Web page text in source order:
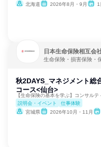
北海道
2026年8月・9月 1
日本生命保険相互会
生命保険・損害保険・
秋2DAYS_マネジメント総
コース<仙台>
【生命保険の基本を学ぶ】コンサル
説明会・イベント
仕事体験
宮城県
2026年10月・11月